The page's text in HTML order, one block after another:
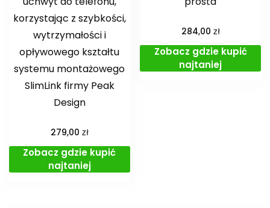
korzystając z szybkości,
wytrzymałości i
opływowego kształtu
systemu montażowego
SlimLink firmy Peak
Design
279,00 zł
Zobacz gdzie kupić
najtaniej
284,00 zł
Zobacz gdzie kupić
najtaniej